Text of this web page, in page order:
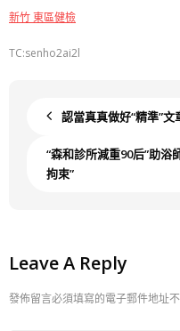
新竹 東區健檢
TC:senho2ai2l
認當真真做好“精準”文
“森和診所減重90后”助浴
拘束”
Leave A Reply
發佈留言必須填寫的電子郵件地址